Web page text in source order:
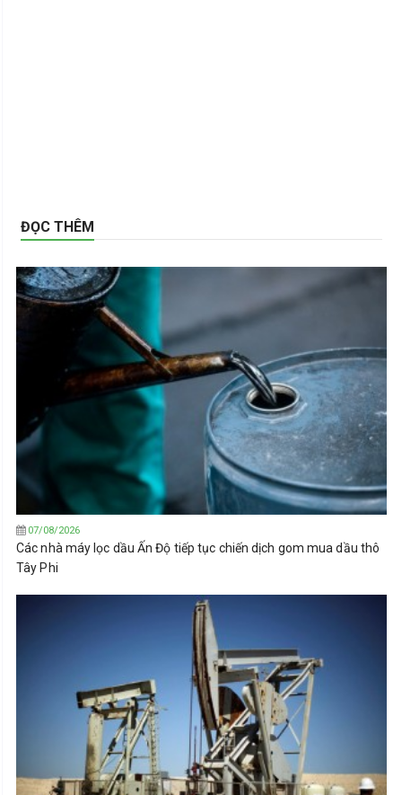
ĐỌC THÊM
07/08/2026
Các nhà máy lọc dầu Ấn Độ tiếp tục chiến dịch gom mua dầu thô
Tây Phi